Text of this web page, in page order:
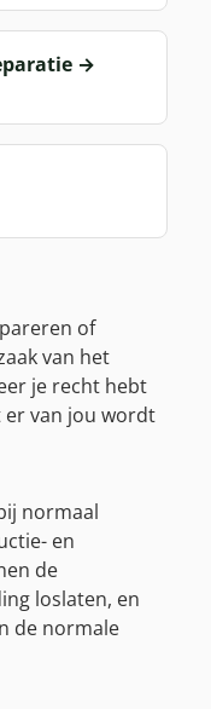
→
of
van het
je recht hebt
er van jou wordt
normaal
en
de
loslaten, en
de normale